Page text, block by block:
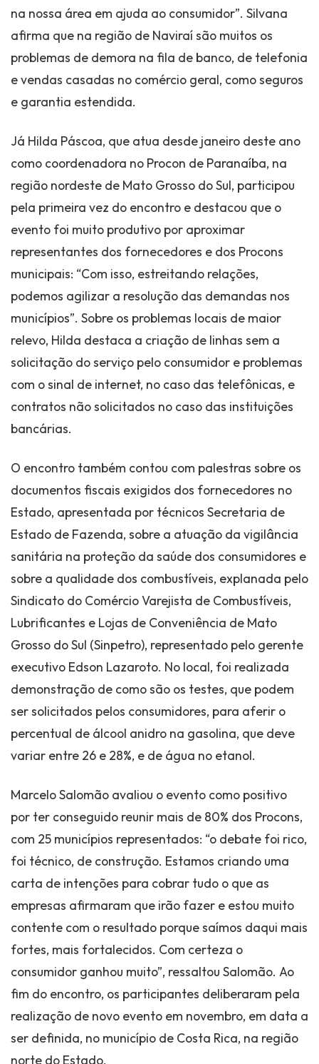
na nossa área em ajuda ao consumidor”. Silvana
afirma que na região de Naviraí são muitos os
problemas de demora na fila de banco, de telefonia
e vendas casadas no comércio geral, como seguros
e garantia estendida.
Já Hilda Páscoa, que atua desde janeiro deste ano
como coordenadora no Procon de Paranaíba, na
região nordeste de Mato Grosso do Sul, participou
pela primeira vez do encontro e destacou que o
evento foi muito produtivo por aproximar
representantes dos fornecedores e dos Procons
municipais: “Com isso, estreitando relações,
podemos agilizar a resolução das demandas nos
municípios”. Sobre os problemas locais de maior
relevo, Hilda destaca a criação de linhas sem a
solicitação do serviço pelo consumidor e problemas
com o sinal de internet, no caso das telefônicas, e
contratos não solicitados no caso das instituições
bancárias.
O encontro também contou com palestras sobre os
documentos fiscais exigidos dos fornecedores no
Estado, apresentada por técnicos Secretaria de
Estado de Fazenda, sobre a atuação da vigilância
sanitária na proteção da saúde dos consumidores e
sobre a qualidade dos combustíveis, explanada pelo
Sindicato do Comércio Varejista de Combustíveis,
Lubrificantes e Lojas de Conveniência de Mato
Grosso do Sul (Sinpetro), representado pelo gerente
executivo Edson Lazaroto. No local, foi realizada
demonstração de como são os testes, que podem
ser solicitados pelos consumidores, para aferir o
percentual de álcool anidro na gasolina, que deve
variar entre 26 e 28%, e de água no etanol.
Marcelo Salomão avaliou o evento como positivo
por ter conseguido reunir mais de 80% dos Procons,
com 25 municípios representados: “o debate foi rico,
foi técnico, de construção. Estamos criando uma
carta de intenções para cobrar tudo o que as
empresas afirmaram que irão fazer e estou muito
contente com o resultado porque saímos daqui mais
fortes, mais fortalecidos. Com certeza o
consumidor ganhou muito”, ressaltou Salomão. Ao
fim do encontro, os participantes deliberaram pela
realização de novo evento em novembro, em data a
ser definida, no município de Costa Rica, na região
norte do Estado.